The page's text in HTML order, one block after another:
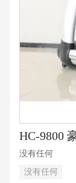
HC-9800
没有任何
没有任何